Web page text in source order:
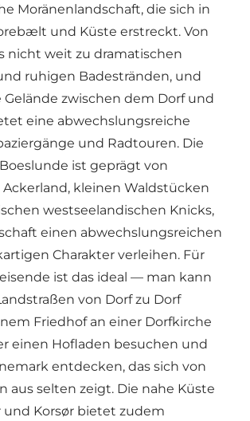
Moränenlandschaft, die sich in
und Küste erstreckt. Von
nicht weit zu dramatischen
ruhigen Badestränden, und
Gelände zwischen dem Dorf und
eine abwechslungsreiche
und Radtouren. Die
ist geprägt von
kleinen Waldstücken
westseelandischen Knicks,
einen abwechslungsreichen
Charakter verleihen. Für
ist das ideal — man kann
von Dorf zu Dorf
Friedhof an einer Dorfkirche
einen Hofladen besuchen und
entdecken, das sich von
aus selten zeigt. Die nahe Küste
Korsør bietet zudem